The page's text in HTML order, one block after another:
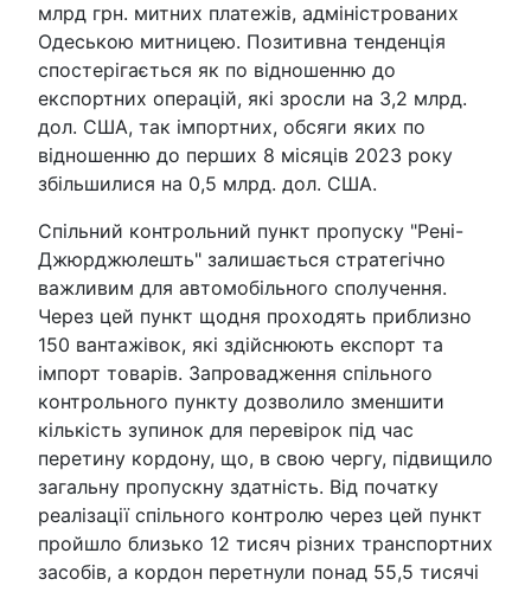
млрд грн. митних платежів, адміністрованих
Одеською митницею. Позитивна тенденція
спостерігається як по відношенню до
експортних операцій, які зросли на 3,2 млрд.
дол. США, так імпортних, обсяги яких по
відношенню до перших 8 місяців 2023 року
збільшилися на 0,5 млрд. дол. США.
Спільний контрольний пункт пропуску "Рені-
Джюрджюлешть" залишається стратегічно
важливим для автомобільного сполучення.
Через цей пункт щодня проходять приблизно
150 вантажівок, які здійснюють експорт та
імпорт товарів. Запровадження спільного
контрольного пункту дозволило зменшити
кількість зупинок для перевірок під час
перетину кордону, що, в свою чергу, підвищило
загальну пропускну здатність. Від початку
реалізації спільного контролю через цей пункт
пройшло близько 12 тисяч різних транспортних
засобів, а кордон перетнули понад 55,5 тисячі